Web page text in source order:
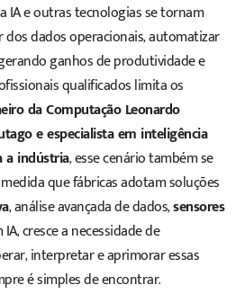
IA e outras tecnologias se tornam
dados operacionais, automatizar
ganhos de produtividade e
qualificados limita os
da ComputaçãoLeonardo
e especialista em inteligência
a indústria, esse cenário também se
que fábricas adotam soluções
, análise avançada de dados,sensores
cresce a necessidade de
interpretar e aprimorar essas
é simples de encontrar.